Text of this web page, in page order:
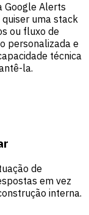
Google Alerts
quiser uma stack
ou fluxo de
personalizada e
técnica
la.
de
em vez
interna.